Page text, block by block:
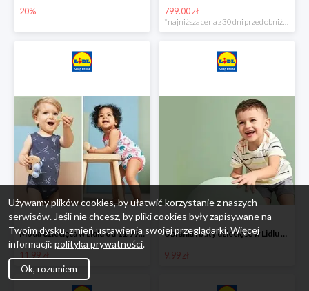
20% 799.00 zł
Moda dziecięca w Lidlu od 11.99 zł
11.99 zł
Ubrania i buty dziecięce w Lidlu Online od 9,99 zł
9.99 zł
Używamy plików cookies, by ułatwić korzystanie z naszych
serwisów. Jeśli nie chcesz, by pliki cookies były zapisywane na
Twoim dysku, zmień ustawienia swojej przeglądarki. Więcej
informacji: polityka prywatności.
Ok, rozumiem